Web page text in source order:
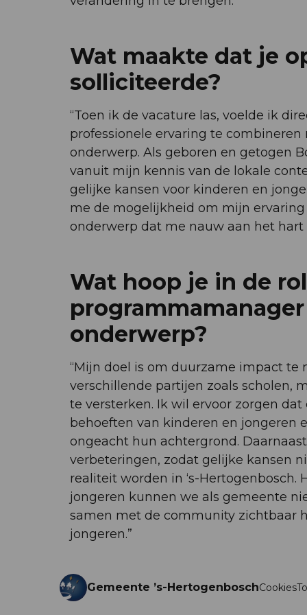
Wat maakte dat je
solliciteerde?
“Toen ik de vacature las, voelde ik
professionele ervaring te
onderwerp. Als geboren en getogen
vanuit mijn kennis van de lokale
gelijke kansen voor kinderen en
me de mogelijkheid om mijn
onderwerp dat me nauw aan het hart
Wat hoop je in de
onderwerp?
“Mijn doel is om duurzame impact
verschillende partijen zoals scholen,
te versterken. Ik wil ervoor zorgen
behoeften van kinderen en jongeren
ongeacht hun achtergrond.
verbeteringen, zodat gelijke kansen
realiteit worden in ‘s-Hertogenbosch.
jongeren kunnen we als gemeente
samen met de community zichtbaar
jongeren.”
Gemeente ’s-HertogenboschCookies